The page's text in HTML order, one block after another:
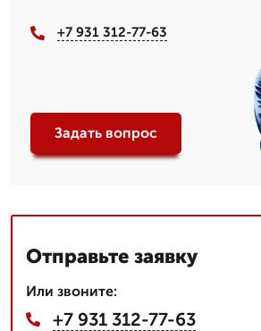
+7 931 312-77-63
Задать вопрос
Отправьте заявку
Или звоните:
+7 931 312-77-63